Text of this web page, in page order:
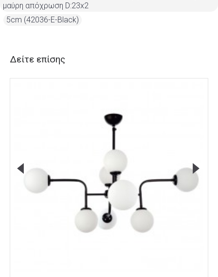
μαύρη απόχρωση D:23x2
5cm (42036-E-Black)
Δείτε επίσης